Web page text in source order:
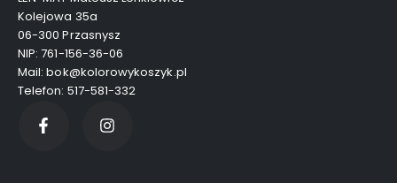
Kolejowa 35a
06-300 Przasnysz
NIP: 761-156-36-06
Mail: bok@kolorowykoszyk.pl
Telefon: 517-581-332